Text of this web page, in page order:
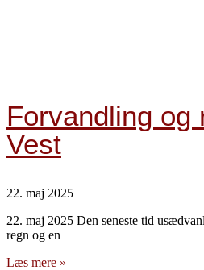
Forvandling og
Vest
22. maj 2025
22. maj 2025 Den seneste tid
regn og en
Læs mere »